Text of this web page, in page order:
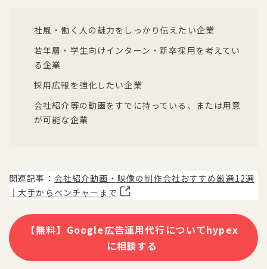
社風・働く人の魅力をしっかり伝えたい企業
若年層・学生向けインターン・新卒採用を考えてい
る企業
採用広報を強化したい企業
会社紹介等の動画をすでに持っている、または用意
が可能な企業
関連記事： 会社紹介動画・映像の制作会社おすすめ厳選12選
｜大手からベンチャーまで
【無料】Google広告運用代行についてhypex
に相談する